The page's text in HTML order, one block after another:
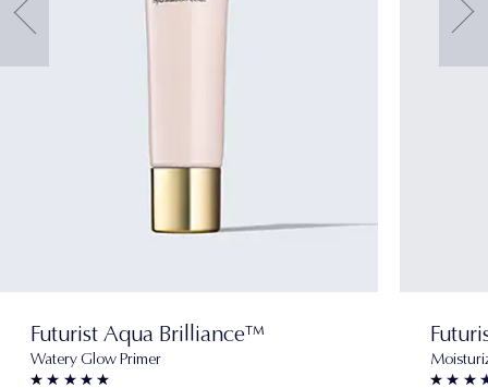
Futurist Aqua Brilliance™
Watery Glow Primer